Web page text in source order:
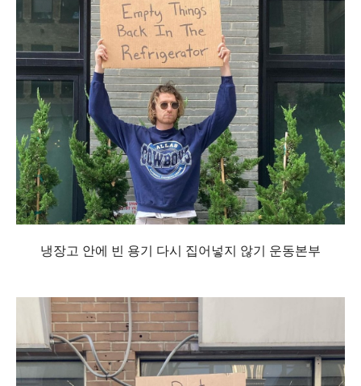
냉장고 안에 빈 용기 다시 집어넣지 않기 운동본부